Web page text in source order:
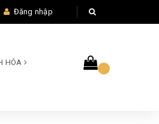
Đăng nhập
HÓA